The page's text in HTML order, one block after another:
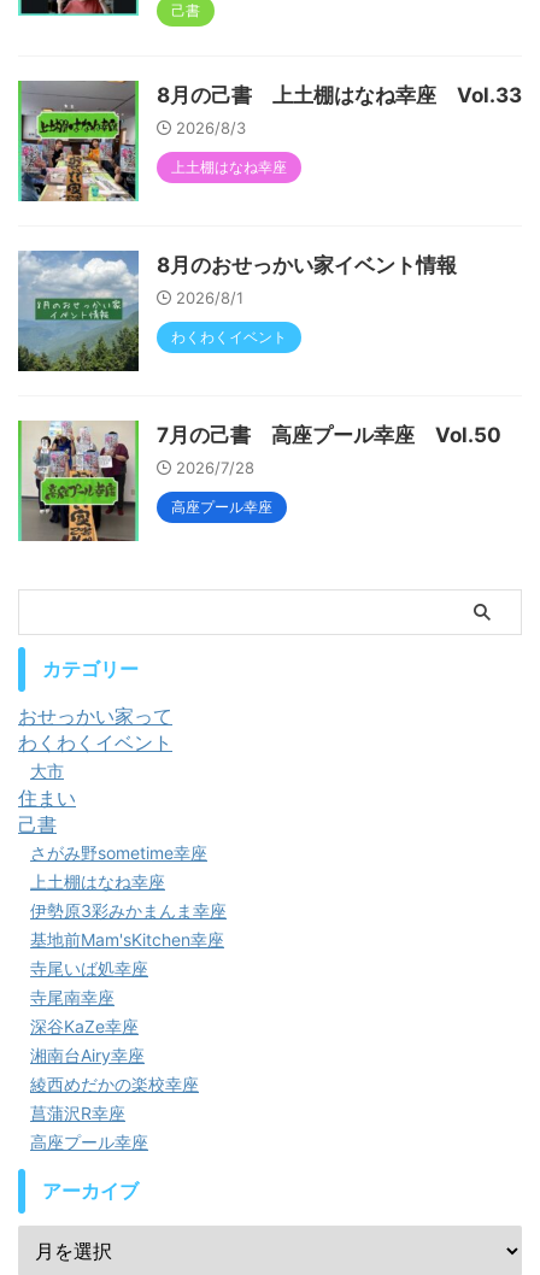
己書
8月の己書 上土棚はなね幸座 Vol.33
2026/8/3
上土棚はなね幸座
8月のおせっかい家イベント情報
2026/8/1
わくわくイベント
7月の己書 高座プール幸座 Vol.50
2026/7/28
高座プール幸座
カテゴリー
おせっかい家って
わくわくイベント
大市
住まい
己書
さがみ野sometime幸座
上土棚はなね幸座
伊勢原3彩みかまんま幸座
基地前Mam'sKitchen幸座
寺尾いば処幸座
寺尾南幸座
深谷KaZe幸座
湘南台Airy幸座
綾西めだかの楽校幸座
菖蒲沢R幸座
高座プール幸座
アーカイブ